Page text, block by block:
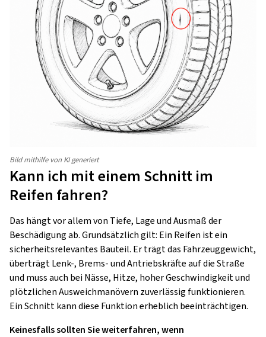
Bild mithilfe von KI generiert
Kann ich mit einem Schnitt im
Reifen fahren?
Das hängt vor allem von Tiefe, Lage und Ausmaß der
Beschädigung ab. Grundsätzlich gilt: Ein Reifen ist ein
sicherheitsrelevantes Bauteil. Er trägt das Fahrzeuggewicht,
überträgt Lenk-, Brems- und Antriebskräfte auf die Straße
und muss auch bei Nässe, Hitze, hoher Geschwindigkeit und
plötzlichen Ausweichmanövern zuverlässig funktionieren.
Ein Schnitt kann diese Funktion erheblich beeinträchtigen.
Keinesfalls sollten Sie weiterfahren, wenn